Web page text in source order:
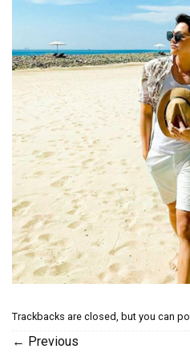
Trackbacks are closed, but you can
← Previous